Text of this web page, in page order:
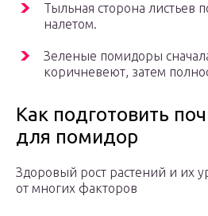
Тыльная сторона листьев
налетом.
Зеленые помидоры
коричневеют, затем
Как подготовить
для помидор
Здоровый рост растений и их
от многих факторов